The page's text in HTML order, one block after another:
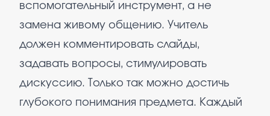
вспомогательный инструмент, а не
замена живому общению. Учитель
должен комментировать слайды,
задавать вопросы, стимулировать
дискуссию. Только так можно достичь
глубокого понимания предмета. Каждый